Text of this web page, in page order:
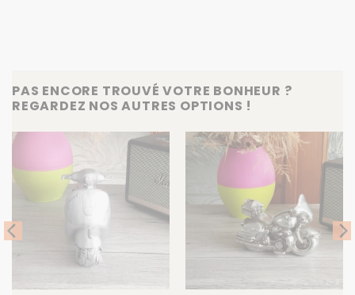
PAS ENCORE TROUVÉ VOTRE BONHEUR ?
REGARDEZ NOS AUTRES OPTIONS !